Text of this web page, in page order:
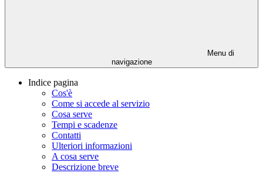
Menu di
navigazione
Indice pagina
Cos'è
Come si accede al servizio
Cosa serve
Tempi e scadenze
Contatti
Ulteriori informazioni
A cosa serve
Descrizione breve